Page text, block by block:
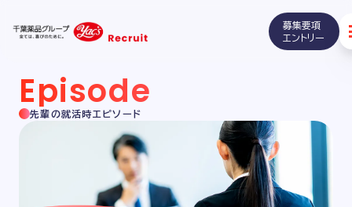
千
グ
ル
募集要項
エントリー
Episode
先輩の就活時エピソード